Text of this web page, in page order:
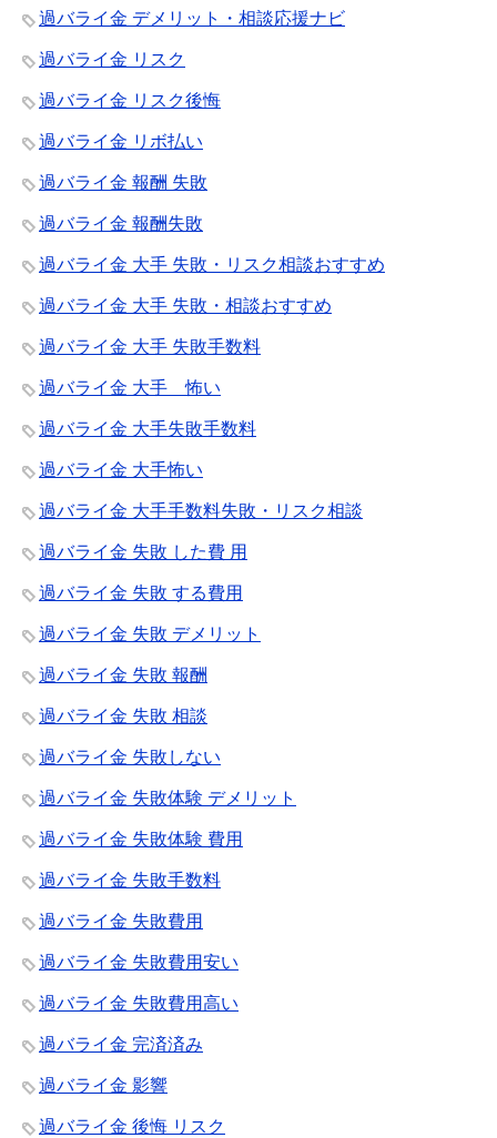
過バライ金 デメリット・相談応援ナビ
過バライ金 リスク
過バライ金 リスク後悔
過バライ金 リボ払い
過バライ金 報酬 失敗
過バライ金 報酬失敗
過バライ金 大手 失敗・リスク相談おすすめ
過バライ金 大手 失敗・相談おすすめ
過バライ金 大手 失敗手数料
過バライ金 大手 怖い
過バライ金 大手失敗手数料
過バライ金 大手怖い
過バライ金 大手手数料失敗・リスク相談
過バライ金 失敗 した費 用
過バライ金 失敗 する費用
過バライ金 失敗 デメリット
過バライ金 失敗 報酬
過バライ金 失敗 相談
過バライ金 失敗しない
過バライ金 失敗体験 デメリット
過バライ金 失敗体験 費用
過バライ金 失敗手数料
過バライ金 失敗費用
過バライ金 失敗費用安い
過バライ金 失敗費用高い
過バライ金 完済済み
過バライ金 影響
過バライ金 後悔 リスク